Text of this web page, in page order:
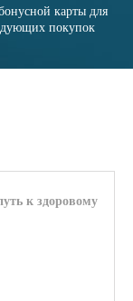
карты для
покупок
к здоровому